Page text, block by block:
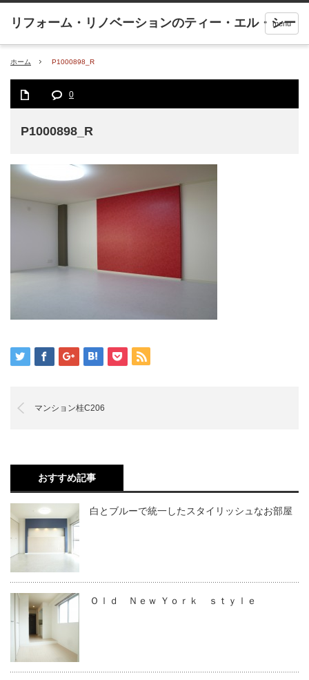
menu
ホーム P1000898_R
0
P1000898_R
マンション桂C206
おすすめ記事
白とブルーで統一したスタイリッシュなお部屋
Ｏｌｄ Ｎｅｗ Ｙｏｒｋ ｓｔｙｌｅ